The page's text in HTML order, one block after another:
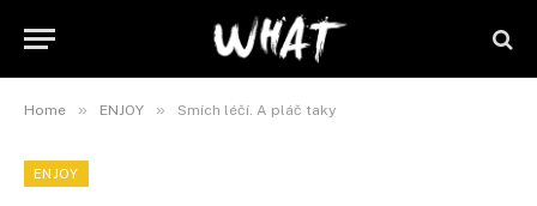
Home » ENJOY » Smích léčí. A pláč taky
ENJOY